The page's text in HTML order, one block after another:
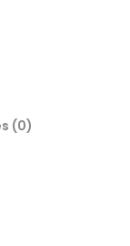
(0)